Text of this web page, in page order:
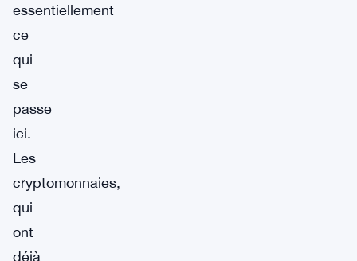
essentiellement
ce
qui
se
passe
ici.
Les
cryptomonnaies,
qui
ont
déjà